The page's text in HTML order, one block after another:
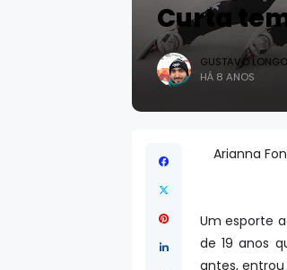
Curta
GUSTAVO LONGO
HÁ 8 ANOS
Arianna
Um esporte
de 19 anos
antes,